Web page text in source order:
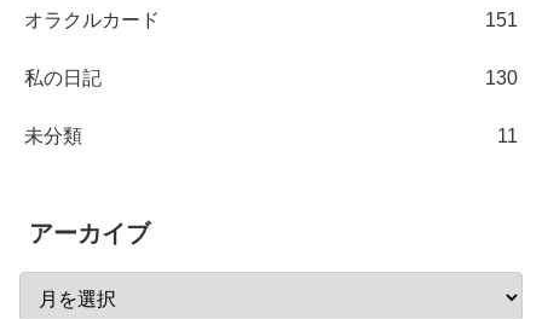
オラクルカード 151
私の日記 130
未分類 11
アーカイブ